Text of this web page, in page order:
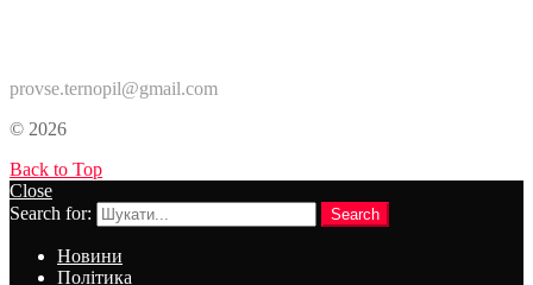
provse.ternopil@gmail.com
© 2026
Back to Top
Close
Search for:
Search
Новини
Політика